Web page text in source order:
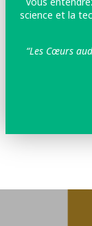
science et la
“Les Cœurs